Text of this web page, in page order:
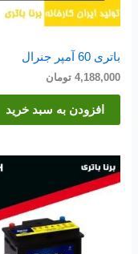
باتری 60 آمپر جنرال
4,188,000 تومان
افزودن به سبد خرید